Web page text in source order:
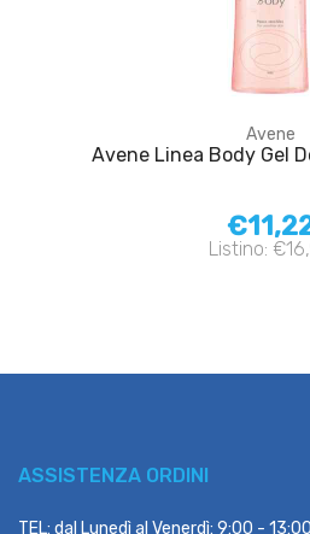
Avene
Avene Linea Body Gel
Listino:
ASSISTENZA ORDINI
TEL: dal Lunedì al Venerdì: 9:00 -